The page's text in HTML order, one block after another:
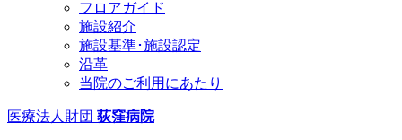
フロアガイド
施設紹介
施設基準･施設認定
沿革
当院のご利用にあたり
医療法人財団 荻窪病院